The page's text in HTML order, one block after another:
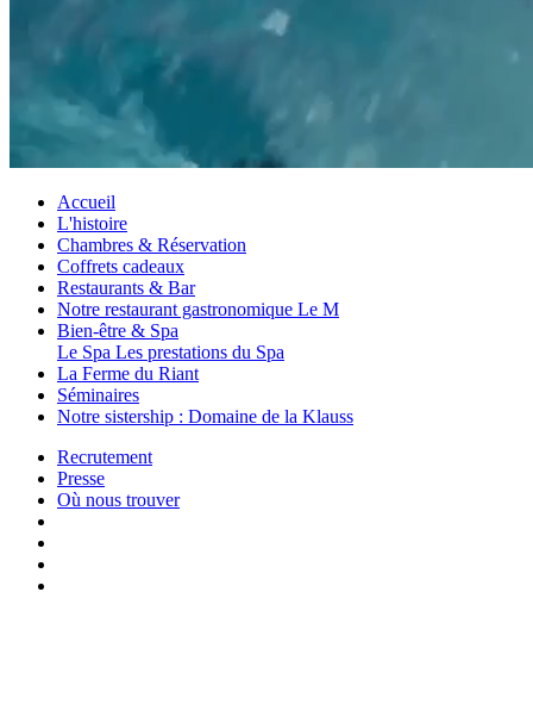
Accueil
L'histoire
Chambres & Réservation
Coffrets cadeaux
Restaurants & Bar
Notre restaurant gastronomique Le M
Bien-être & Spa
Le Spa Les prestations du Spa
La Ferme du Riant
Séminaires
Notre sistership : Domaine de la Klauss
Recrutement
Presse
Où nous trouver